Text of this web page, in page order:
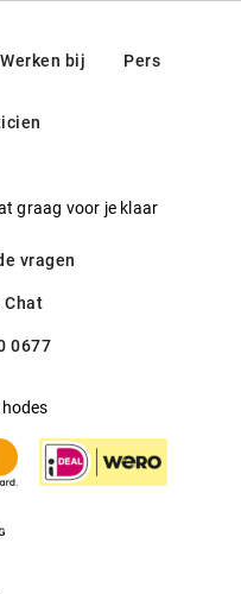
Werken bij Pers
graag voor je klaar
vragen
Chat
0677